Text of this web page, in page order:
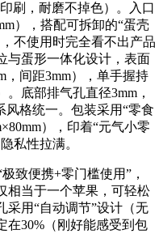
刷，耐磨不掉色）。入口
），搭配可拆卸的“蛋壳
不使用时完全看不出产品
与蛋形一体化设计，表面
，间距3mm），单手握持
底部排气孔直径3mm，
风格统一。包装采用“零食
），印着“元气小零
私性拉满。
极致便携+零门槛使用”，
相当于一个苹果，可轻松
采用“自动调节”设计（无
在30%（刚好能感受到包